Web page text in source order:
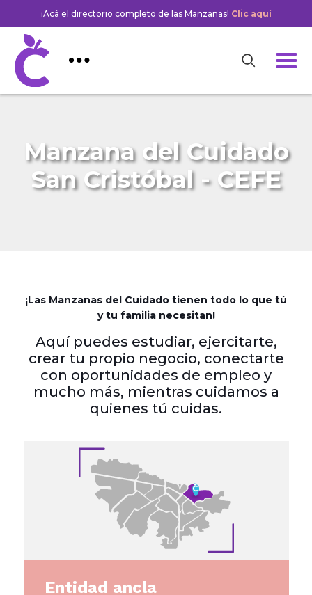
¡Acá el directorio completo de las Manzanas! Clic aquí
Manzana del Cuidado
San Cristóbal - CEFE
¡Las Manzanas del Cuidado tienen todo lo que tú
y tu familia necesitan!
Aquí puedes estudiar, ejercitarte,
crear tu propio negocio, conectarte
con oportunidades de empleo y
mucho más, mientras cuidamos a
quienes tú cuidas.
Entidad ancla